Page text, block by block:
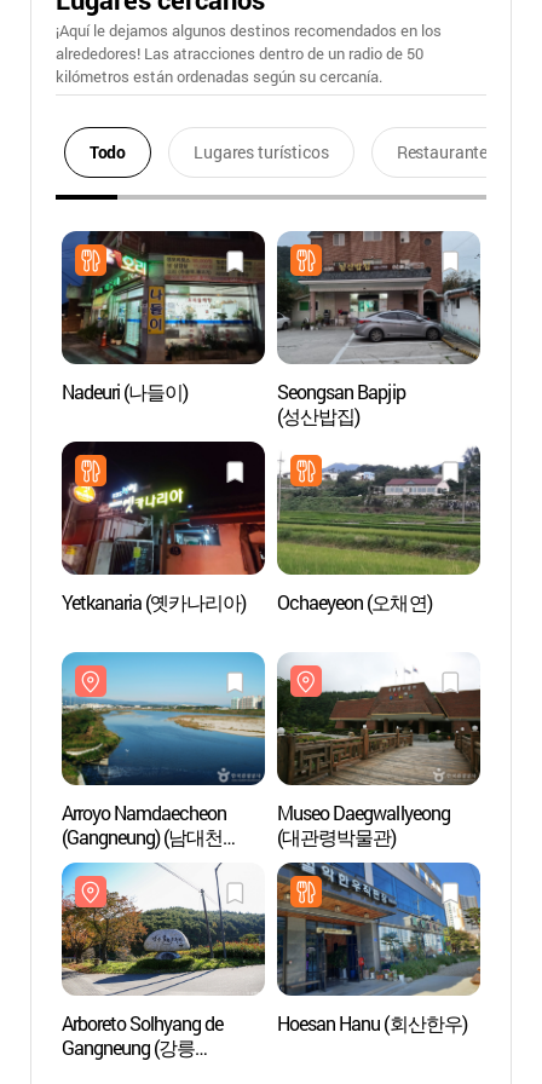
¡Aquí le dejamos algunos destinos recomendados en los
alrededores! Las atracciones dentro de un radio de 50
kilómetros están ordenadas según su cercanía.
Todo Lugares turísticos Restaurantes
Nadeuri (나들이)
Seongsan Bapjip
(성산밥집)
Yetkanaria (옛카나리아) Ochaeyeon (오채연)
Arroyo Namdaecheon
(Gangneung) (남대천
(강릉))
Museo Daegwallyeong
(대관령박물관)
Arboreto Solhyang de
Gangneung (강릉
Hoesan Hanu (회산한우)